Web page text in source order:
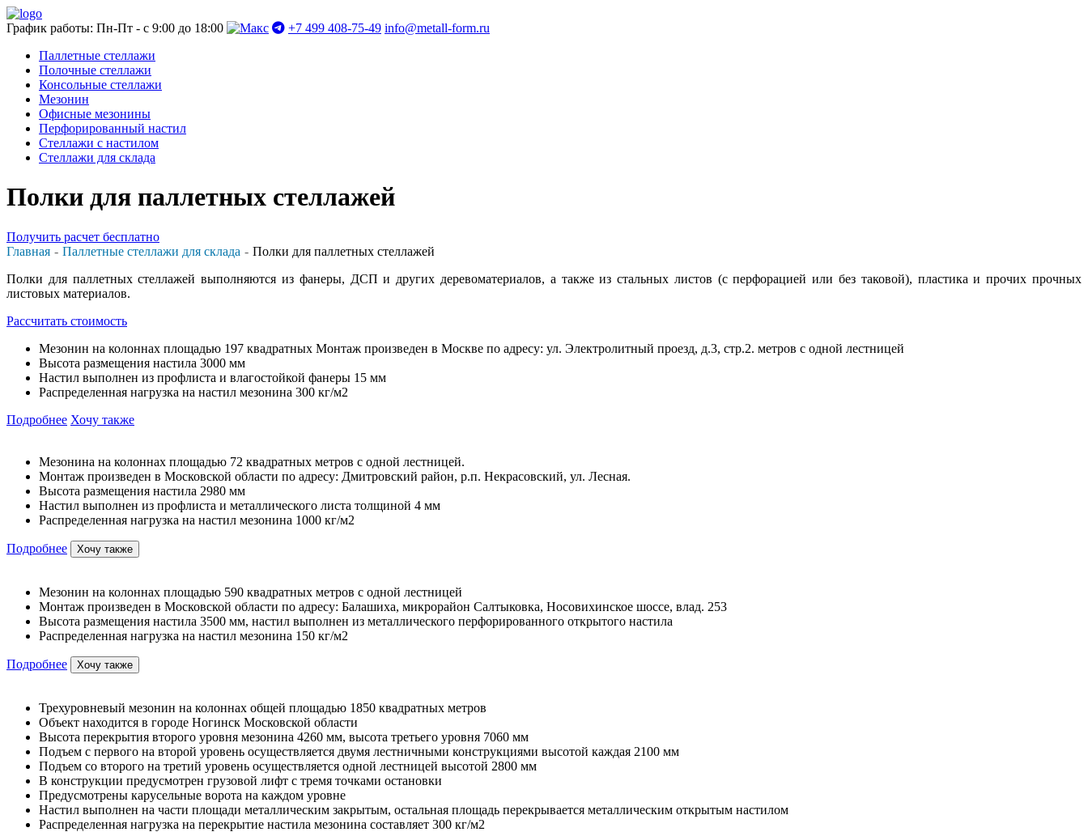
График работы: Пн-Пт - с 9:00 до 18:00 +7 499 408-75-49 info@metall-form.ru
Паллетные стеллажи
Полочные стеллажи
Консольные стеллажи
Мезонин
Офисные мезонины
Перфорированный настил
Стеллажи с настилом
Стеллажи для склада
Полки для паллетных стеллажей
Получить расчет бесплатно
Главная
Паллетные стеллажи для склада
Полки для паллетных стеллажей
Полки для паллетных стеллажей выполняются из фанеры, ДСП и других деревоматериалов, а также из стальных листов (с перфорацией или без таковой), пластика и прочих прочных
листовых материалов.
Рассчитать стоимость
Мезонин на колоннах площадью 197 квадратных Монтаж произведен в Москве по адресу: ул. Электролитный проезд, д.3, стр.2. метров с одной лестницей
Высота размещения настила 3000 мм
Настил выполнен из профлиста и влагостойкой фанеры 15 мм
Распределенная нагрузка на настил мезонина 300 кг/м2
Подробнее Хочу также
Мезонина на колоннах площадью 72 квадратных метров с одной лестницей.
Монтаж произведен в Московской области по адресу: Дмитровский район, р.п. Некрасовский, ул. Лесная.
Высота размещения настила 2980 мм
Настил выполнен из профлиста и металлического листа толщиной 4 мм
Распределенная нагрузка на настил мезонина 1000 кг/м2
Подробнее Хочу также
Мезонин на колоннах площадью 590 квадратных метров с одной лестницей
Монтаж произведен в Московской области по адресу: Балашиха, микрорайон Салтыковка, Носовихинское шоссе, влад. 253
Высота размещения настила 3500 мм, настил выполнен из металлического перфорированного открытого настила
Распределенная нагрузка на настил мезонина 150 кг/м2
Подробнее Хочу также
Трехуровневый мезонин на колоннах общей площадью 1850 квадратных метров
Объект находится в городе Ногинск Московской области
Высота перекрытия второго уровня мезонина 4260 мм, высота третьего уровня 7060 мм
Подъем с первого на второй уровень осуществляется двумя лестничными конструкциями высотой каждая 2100 мм
Подъем со второго на третий уровень осуществляется одной лестницей высотой 2800 мм
В конструкции предусмотрен грузовой лифт с тремя точками остановки
Предусмотрены карусельные ворота на каждом уровне
Настил выполнен на части площади металлическим закрытым, остальная площадь перекрывается металлическим открытым настилом
Распределенная нагрузка на перекрытие настила мезонина составляет 300 кг/м2